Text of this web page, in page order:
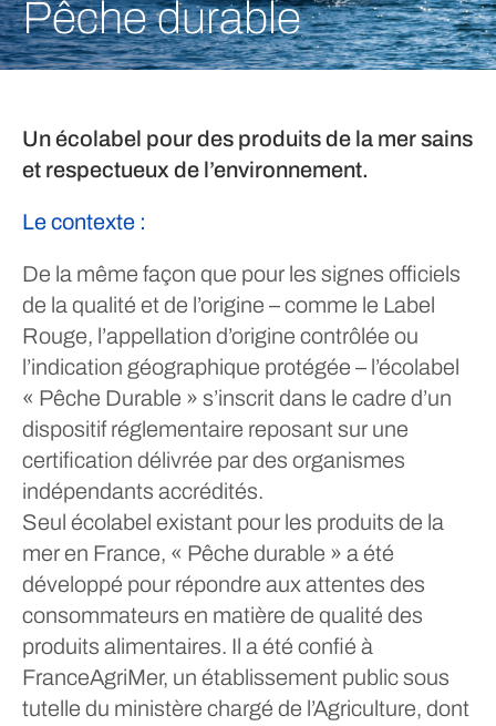
Pêche durable
Un écolabel pour des produits de la mer sains
et respectueux de l’environnement.
Le contexte :
De la même façon que pour les signes officiels
de la qualité et de l’origine – comme le Label
Rouge, l’appellation d’origine contrôlée ou
l’indication géographique protégée – l’écolabel
« Pêche Durable » s’inscrit dans le cadre d’un
dispositif réglementaire reposant sur une
certification délivrée par des organismes
indépendants accrédités.
Seul écolabel existant pour les produits de la
mer en France, « Pêche durable » a été
développé pour répondre aux attentes des
consommateurs en matière de qualité des
produits alimentaires. Il a été confié à
FranceAgriMer, un établissement public sous
tutelle du ministère chargé de l’Agriculture, dont